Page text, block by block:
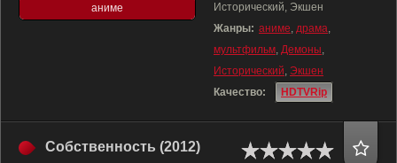
аниме
Исторический, Экшен
Жанры: аниме, драма,
мультфильм, Демоны,
Исторический, Экшен
Качество:
HDTVRip
Собственность (2012)